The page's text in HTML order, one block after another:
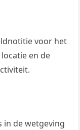
voor het
en de
in de wetgeving